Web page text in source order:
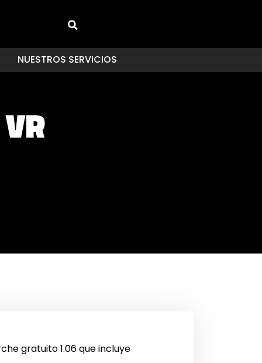
NUESTROS SERVICIOS
gratuito 1.06 que incluye